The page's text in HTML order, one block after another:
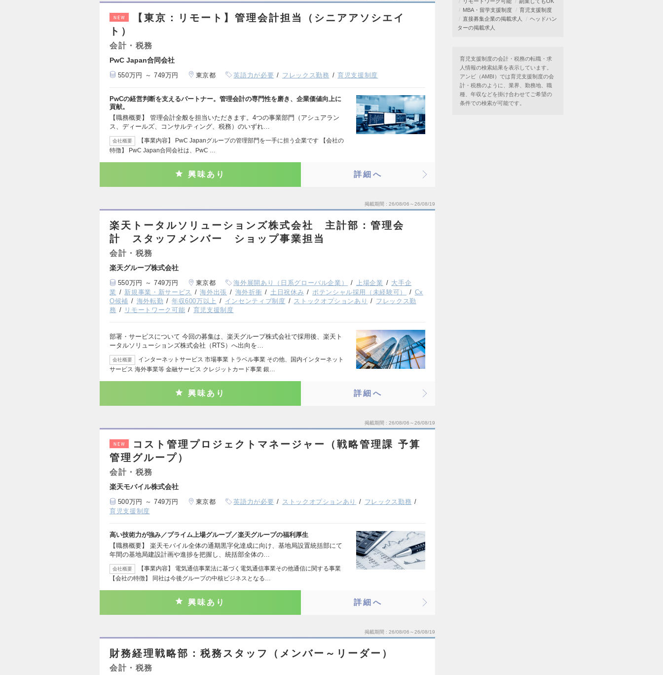
NEW
【東京：リモート】管理会計担当（シニアアソシエイ
ト）
会計・税務
PwC Japan合同会社
550万円 ～ 749万円 東京都 英語力が必要 フレックス勤務 育児支援制度
PwCの経営判断を支えるパートナー。管理会計の専門性を磨き、企業価値向上に
貢献。
【職務概要】 管理会計全般を担当いただきます。4つの事業部門（アシュアラン
ス、ディールズ、コンサルティング、税務）のいずれ…
会社概要
【事業内容】 PwC Japanグループの管理部門を一手に担う企業です 【会社の
特徴】 PwC Japan合同会社は、PwC …
興味あり 詳細へ
掲載期間 26/08/06～26/08/19
楽天トータルソリューションズ株式会社 主計部：管理会
計 スタッフメンバー ショップ事業担当
会計・税務
楽天グループ株式会社
550万円 ～ 749万円 東京都 海外展開あり（日系グローバル企業） 上場企業
大手企
業
新規事業・新サービス 海外出張 海外折衝 土日祝休み ポテンシャル採用（未経験可）
Cx
O候補
海外転勤 年収600万以上 インセンティブ制度 ストックオプションあり
フレックス勤
務
リモートワーク可能 育児支援制度
部署・サービスについて 今回の募集は、楽天グループ株式会社で採用後、楽天ト
ータルソリューションズ株式会社（RTS）へ出向を…
会社概要
インターネットサービス 市場事業 トラベル事業 その他、国内インターネット
サービス 海外事業等 金融サービス クレジットカード事業 銀…
興味あり 詳細へ
掲載期間 26/08/06～26/08/19
NEW
コスト管理プロジェクトマネージャー（戦略管理課 予算
管理グループ）
会計・税務
楽天モバイル株式会社
500万円 ～ 749万円 東京都 英語力が必要 ストックオプションあり
フレックス勤務
育児支援制度
高い技術力が強み／プライム上場グループ／楽天グループの福利厚生
【職務概要】 楽天モバイル全体の通期黒字化達成に向け、基地局設置統括部にて
年間の基地局建設計画や進捗を把握し、統括部全体の…
会社概要
【事業内容】 電気通信事業法に基づく電気通信事業その他通信に関する事業
【会社の特徴】 同社は今後グループの中核ビジネスとなる…
興味あり 詳細へ
掲載期間 26/08/06～26/08/19
財務経理戦略部：税務スタッフ（メンバー～リーダー）
会計・税務
MBA・留学支援制度
育児支援制度
直接募集企業の掲載求人
ヘッドハン
ターの掲載求人
育児支援制度の会計・税務の転職・求
人情報の検索結果を表示しています。
アンビ（AMBI）では育児支援制度の会
計・税務のように、業界、勤務地、職
種、年収などを掛け合わせてご希望の
条件での検索が可能です。